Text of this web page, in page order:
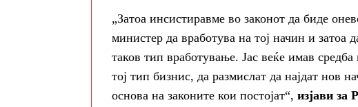
„Затоа инсистиравме во законот да биде
министер да вработува на тој начин и затоа
таков тип вработување. Јас веќе имав
тој тип бизнис, да размислат да најдат нов
основа на законите кои постојат“, изјави за